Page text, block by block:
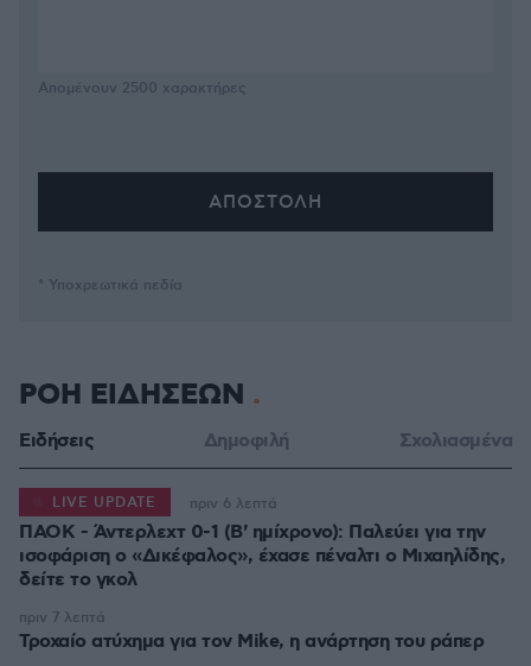
Απομένουν 2500 χαρακτήρες
* Υποχρεωτικά πεδία
ΡΟΗ ΕΙΔΗΣΕΩΝ
Ειδήσεις Δημοφιλή Σχολιασμένα
ΠΑΟΚ - Άντερλεχτ 0-1 (Β' ημίχρονο): Παλεύει για την
ισοφάριση ο «Δικέφαλος», έχασε πέναλτι ο Μιχαηλίδης,
LIVE UPDATE πριν 6 λεπτά
Τροχαίο ατύχημα για τον Mike, η ανάρτηση του ράπερ
πριν 7 λεπτά